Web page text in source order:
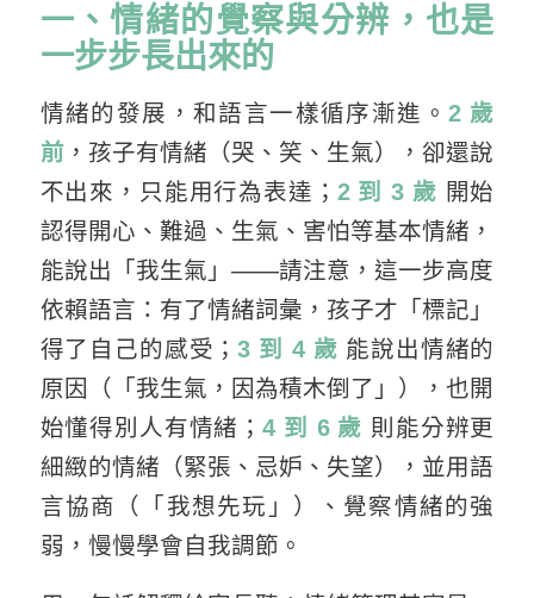
一、情緒的覺察與分辨，也是
一步步長出來的
情緒的發展，和語言一樣循序漸進。 2 歲
前，孩子有情緒（哭、笑、生氣），卻還說
不出來，只能用行為表達； 2 到 3 歲 開始
認得開心、難過、生氣、害怕等基本情緒，
能說出「我生氣」——請注意，這一步高度
依賴語言：有了情緒詞彙，孩子才「標記」
得了自己的感受；3 到 4 歲 能說出情緒的
原因（「我生氣，因為積木倒了」），也開
始懂得別人有情緒；4 到 6 歲 則能分辨更
細緻的情緒（緊張、忌妒、失望），並用語
言協商（「我想先玩」）、覺察情緒的強
弱，慢慢學會自我調節。